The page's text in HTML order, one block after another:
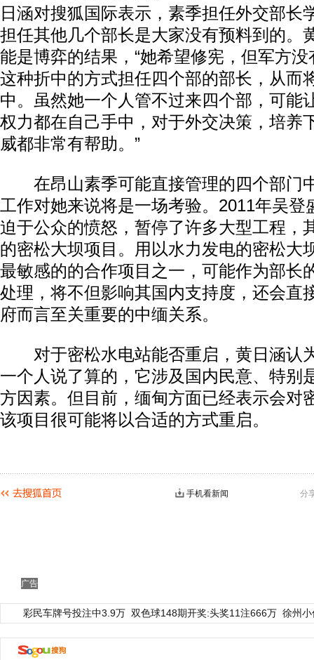
日涵对搜狐国际表示，素季担任外交部长
担任其他几个部长是大家没有预料到的。
能是博弈的结果，“她希望修宪，但军方
这种折中的方式担任四个部的部长，从而
中。虽然她一个人管不过来四个部，可能
权力都在自己手中，对于外交决策，培养
威都非常有帮助。”
在昂山素季可能直接管理的四个部门
工作对她来说将是一场考验。2011年吴登
迫于公众的愤怒，暂停了许多大型工程，
的密松大坝项目。用以水力发电的密松大
最敏感的的合作项目之一，可能作为部长
处理，将不但影响其国内支持度，还会直
府而言至关重要的中缅关系。
对于密松水电站能否重启，黄日涵认
一个人说了算的，它涉及国内民意、特别
方因素。但目前，缅甸方面已经表示会对
该项目很可能将以合适的方式重启。
分
手机看新闻
广告
彩民车牌号投注中3.9万 双色球148期开奖:头奖11注666万 徐州
动物系恋人啊 | 钟欣潼体验爱情哲学 南